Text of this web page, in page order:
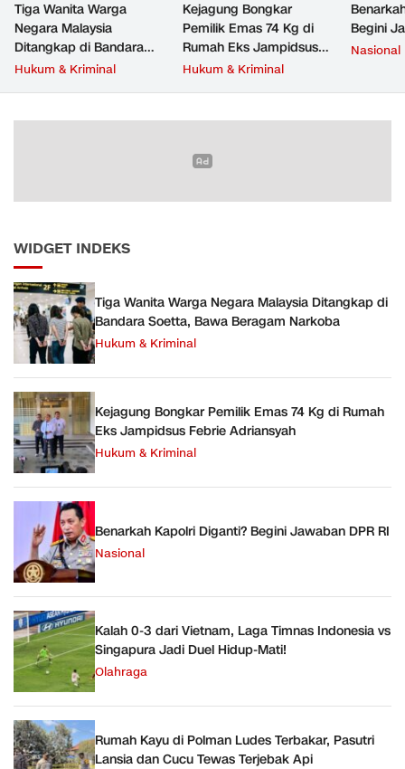
Tiga Wanita Warga
Negara Malaysia
Ditangkap di Bandara
Soetta, Bawa Beragam
Hukum & Kriminal
Kejagung Bongkar
Pemilik Emas 74 Kg di
Rumah Eks Jampidsus
Febrie Adriansyah
Hukum & Kriminal
Begini
Nasional
WIDGET INDEKS
Tiga Wanita Warga Negara Malaysia Ditangkap di
Bandara Soetta, Bawa Beragam Narkoba
Hukum & Kriminal
Kejagung Bongkar Pemilik Emas 74 Kg di Rumah
Eks Jampidsus Febrie Adriansyah
Hukum & Kriminal
Benarkah Kapolri Diganti? Begini Jawaban DPR RI
Nasional
Kalah 0-3 dari Vietnam, Laga Timnas Indonesia vs
Singapura Jadi Duel Hidup-Mati!
Olahraga
Rumah Kayu di Polman Ludes Terbakar, Pasutri
Lansia dan Cucu Tewas Terjebak Api